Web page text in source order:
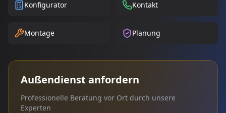
Konfigurator Kontakt
Montage Planung
Außendienst anfordern
Professionelle Beratung vor Ort durch unsere
Experten